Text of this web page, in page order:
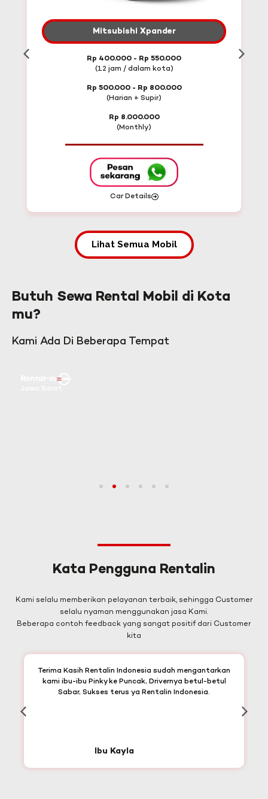
Mitsubishi Xpander
Rp 400.000 - Rp 550.000
(12 jam / dalam kota)
Rp 500.000 - Rp 800.000
(Harian + Supir)
Rp 8.000.000
(Monthly)
Car Details
Lihat Semua Mobil
Butuh Sewa Rental Mobil di Kota
mu?
Kami Ada Di Beberapa Tempat
3 4 5 6
Kata Pengguna Rentalin
Kami selalu memberikan pelayanan terbaik, sehingga Customer
selalu nyaman menggunakan jasa Kami.
Beberapa contoh feedback yang sangat positif dari Customer
kita
Terima Kasih Rentalin Indonesia sudah mengantarkan
kami ibu-ibu Pinky ke Puncak, Drivernya betul-betul
Sabar, Sukses terus ya Rentalin Indonesia.
Ibu Kayla